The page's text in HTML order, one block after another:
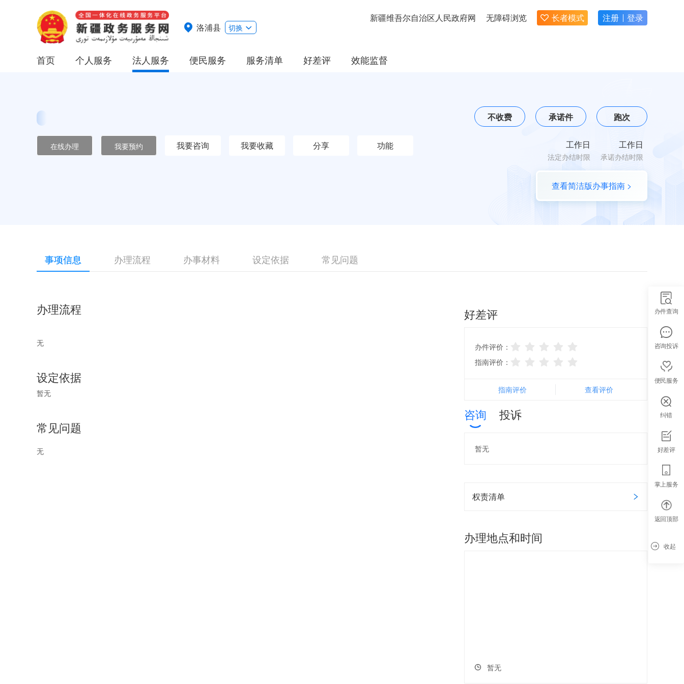
洛浦县 切换
新疆维吾尔自治区人民政府网 无障碍浏览 长者模式 注册 登录
首页 个人服务 法人服务 便民服务 服务清单 好差评 效能监督
智能导办
在线办理 我要预约 我要咨询 我要收藏 分享 功能
不收费 承诺件 跑次
工作日
法定办结时限
工作日
承诺办结时限
查看简洁版办事指南 >
事项信息 办理流程 办事材料 设定依据 常见问题
办理流程
无
设定依据
暂无
常见问题
无
好差评
办件评价：
指南评价：
指南评价 查看评价
咨询 投诉
暂无
权责清单
办理地点和时间
暂无
办件查询
咨询投诉
便民服务
纠错
好差评
掌上服务
返回顶部
收起